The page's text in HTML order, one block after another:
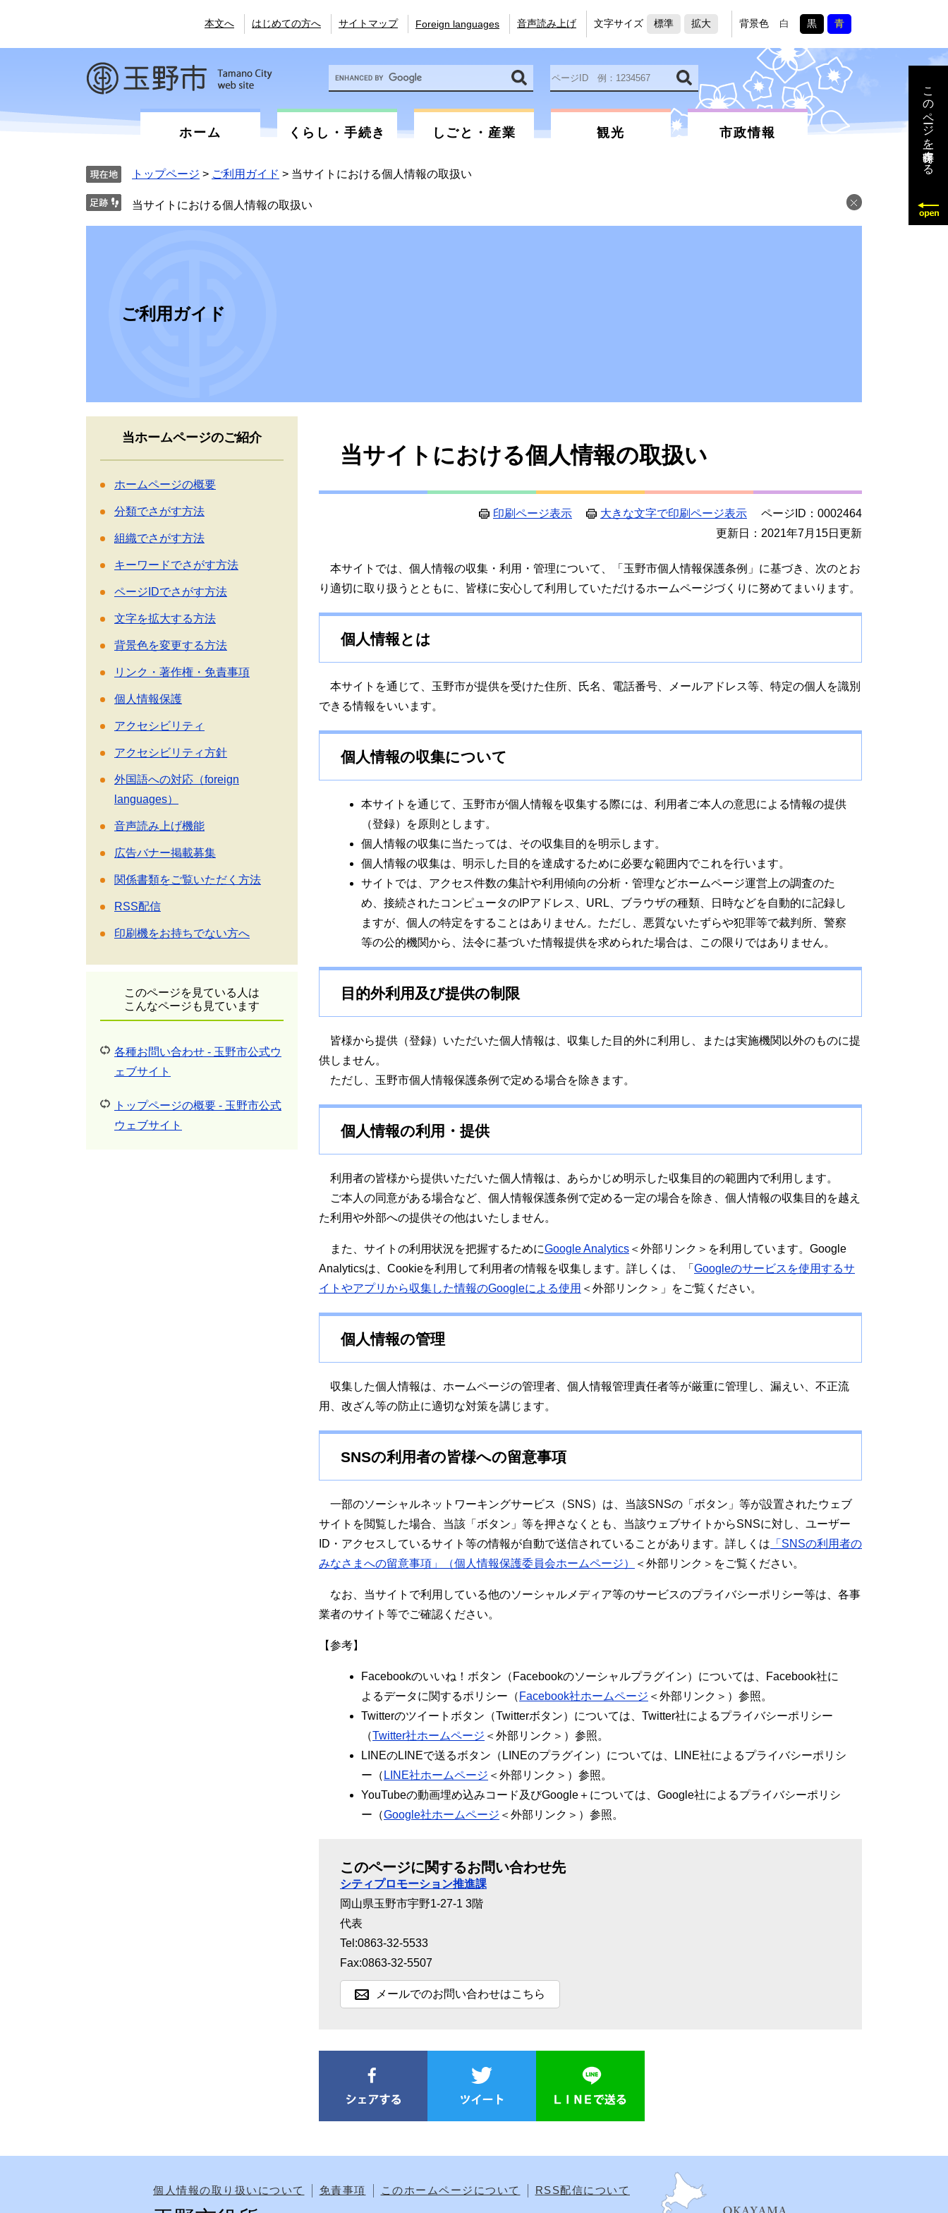
の
す。
ー
し
本文へ はじめての方へ サイトマップ Foreign languages 音声読み上げ 文字サイズ 標準 拡大 背景色 白 黒 青
カ
タ
ム
ID
を
ホーム くらし・手続き しごと・産業 観光 市政情報 このページを一時保存する
トップページ > ご利用ガイド > 当サイトにおける個人情報の取扱い
当サイトにおける個人情報の取扱い
ご利用ガイド
当サイトにおける個人情報の取扱い
印刷ページ表示 大きな文字で印刷ページ表示
ページID：0002464
更新日：2021年7月15日更新
本サイトでは、個人情報の収集・利用・管理について、「玉野市個人情報保護条例」に基づき、次のとお
り適切に取り扱うとともに、皆様に安心して利用していただけるホームページづくりに努めてまいります。
個人情報とは
本サイトを通じて、玉野市が提供を受けた住所、氏名、電話番号、メールアドレス等、特定の個人を識別
できる情報をいいます。
個人情報の収集について
本サイトを通じて、玉野市が個人情報を収集する際には、利用者ご本人の意思による情報の提供
（登録）を原則とします。
個人情報の収集に当たっては、その収集目的を明示します。
個人情報の収集は、明示した目的を達成するために必要な範囲内でこれを行います。
サイトでは、アクセス件数の集計や利用傾向の分析・管理などホームページ運営上の調査のた
め、接続されたコンピュータのIPアドレス、URL、ブラウザの種類、日時などを自動的に記録し
ますが、個人の特定をすることはありません。ただし、悪質ないたずらや犯罪等で裁判所、警察
等の公的機関から、法令に基づいた情報提供を求められた場合は、この限りではありません。
目的外利用及び提供の制限
皆様から提供（登録）いただいた個人情報は、収集した目的外に利用し、または実施機関以外のものに提
供しません。
ただし、玉野市個人情報保護条例で定める場合を除きます。
個人情報の利用・提供
利用者の皆様から提供いただいた個人情報は、あらかじめ明示した収集目的の範囲内で利用します。
ご本人の同意がある場合など、個人情報保護条例で定める一定の場合を除き、個人情報の収集目的を越え
た利用や外部への提供その他はいたしません。
また、サイトの利用状況を把握するためにGoogle Analytics ＜外部リンク＞ を利用しています。Google
Analyticsは、Cookieを利用して利用者の情報を収集します。詳しくは、「 Googleのサービスを使用するサ
イトやアプリから収集した情報のGoogleによる使用 ＜外部リンク＞ 」をご覧ください。
個人情報の管理
収集した個人情報は、ホームページの管理者、個人情報管理責任者等が厳重に管理し、漏えい、不正流
用、改ざん等の防止に適切な対策を講じます。
SNSの利用者の皆様への留意事項
一部のソーシャルネットワーキングサービス（SNS）は、当該SNSの「ボタン」等が設置されたウェブ
サイトを閲覧した場合、当該「ボタン」等を押さなくとも、当該ウェブサイトからSNSに対し、ユーザー
ID・アクセスしているサイト等の情報が自動で送信されていることがあります。詳しくは 「SNSの利用者の
みなさまへの留意事項」（個人情報保護委員会ホームページ）
＜外部リンク＞ をご覧ください。
なお、当サイトで利用している他のソーシャルメディア等のサービスのプライバシーポリシー等は、各事
業者のサイト等でご確認ください。
【参考】
Facebookのいいね！ボタン（Facebookのソーシャルプラグイン）については、Facebook社に
よるデータに関するポリシー（ Facebook社ホームページ ＜外部リンク＞ ）参照。
Twitterのツイートボタン（Twitterボタン）については、Twitter社によるプライバシーポリシー
（Twitter社ホームページ ＜外部リンク＞ ）参照。
LINEのLINEで送るボタン（LINEのプラグイン）については、LINE社によるプライバシーポリシ
ー（ LINE社ホームページ ＜外部リンク＞ ）参照。
YouTubeの動画埋め込みコード及びGoogle＋については、Google社によるプライバシーポリシ
ー（Google社ホームページ ＜外部リンク＞ ）参照。
このページに関するお問い合わせ先
シティプロモーション推進課
岡山県玉野市宇野1-27-1 3階
代表
Tel:0863-32-5533
Fax:0863-32-5507
メールでのお問い合わせはこちら
当ホームページのご紹介
ホームページの概要
分類でさがす方法
組織でさがす方法
キーワードでさがす方法
ページIDでさがす方法
文字を拡大する方法
背景色を変更する方法
リンク・著作権・免責事項
個人情報保護
アクセシビリティ
アクセシビリティ方針
外国語への対応（foreign
languages）
音声読み上げ機能
広告バナー掲載募集
関係書類をご覧いただく方法
RSS配信
印刷機をお持ちでない方へ
このページを見ている人は
こんなページも見ています
各種お問い合わせ - 玉野市公式ウ
ェブサイト
トップページの概要 - 玉野市公式
ウェブサイト
個人情報の取り扱いについて 免責事項 このホームページについて RSS配信について